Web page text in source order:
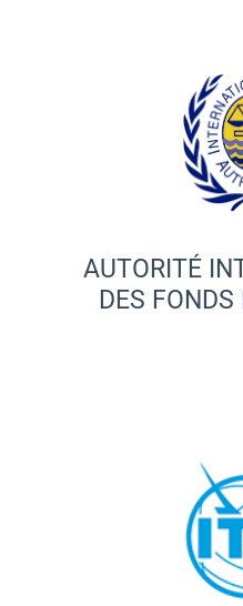
AUTORITÉ
DES